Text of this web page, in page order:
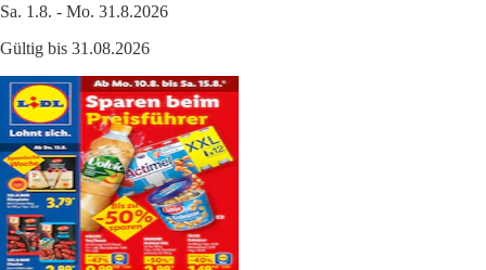
Sa. 1.8. - Mo. 31.8.2026
Gültig bis 31.08.2026